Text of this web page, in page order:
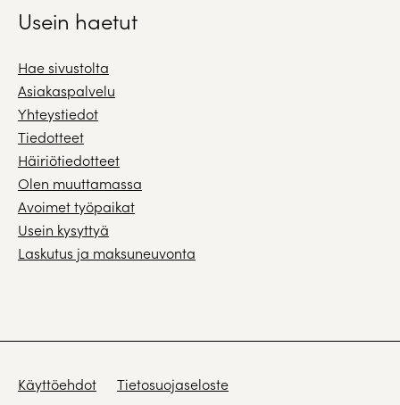
Usein haetut
Hae sivustolta
Asiakaspalvelu
Yhteystiedot
Tiedotteet
Häiriötiedotteet
Olen muuttamassa
Avoimet työpaikat
Usein kysyttyä
Laskutus ja maksuneuvonta
Käyttöehdot Tietosuojaseloste